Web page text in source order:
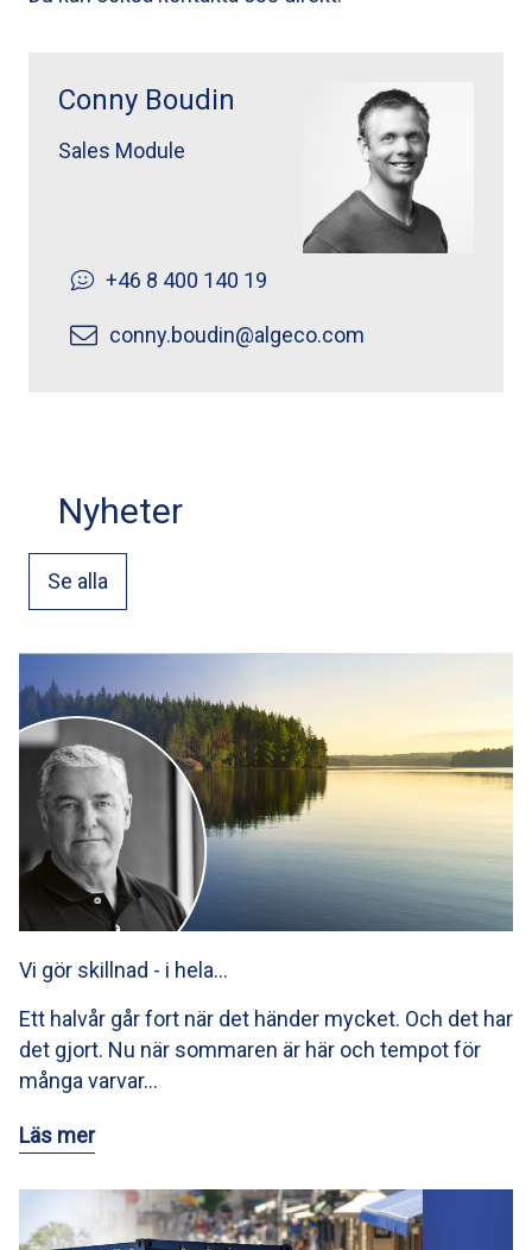
Conny Boudin
Sales Module
+46 8 400 140 19
conny.boudin@algeco.com
Nyheter
Se alla
Vi gör skillnad - i hela…
Ett halvår går fort när det händer mycket. Och det har
det gjort. Nu när sommaren är här och tempot för
många varvar…
Läs mer